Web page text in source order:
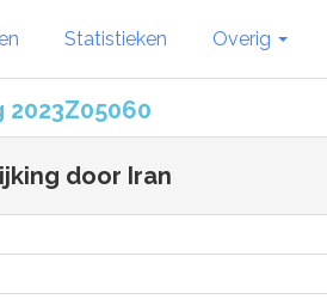
Statistieken Overig
door Iran